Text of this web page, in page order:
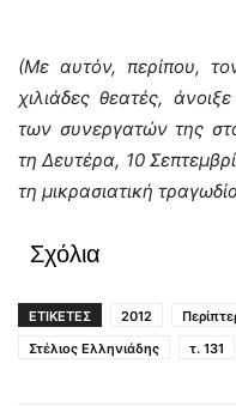
(Με αυτόν, περίπου,
χιλιάδες θεατές,
των συνεργατών της
τη Δευτέρα, 10
τη μικρασιατική
Σχόλια
ΕΤΙΚΕΤΕΣ 2012
Στέλιος Ελληνιάδης
τ. 131